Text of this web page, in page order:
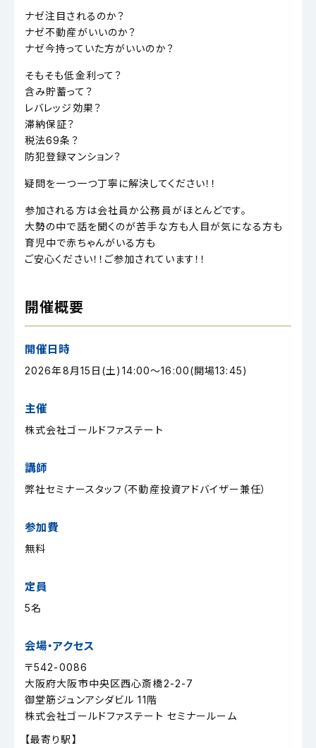
ナゼ注目されるのか？
ナゼ不動産がいいのか？
ナゼ今持っていた方がいいのか？
そもそも低金利って？
含み貯蓄って？
レバレッジ効果？
滞納保証？
税法69条？
防犯登録マンション？
疑問を一つ一つ丁寧に解決してください！！
参加される方は会社員か公務員がほとんどです。
大勢の中で話を聞くのが苦手な方も人目が気になる方も
育児中で赤ちゃんがいる方も
ご安心ください！！ご参加されています！！
開催概要
開催日時
2026年8月15日(土)14:00～16:00(開場13:45)
主催
株式会社ゴールドファステート
講師
弊社セミナースタッフ（不動産投資アドバイザー兼任）
参加費
無料
定員
5名
会場・アクセス
〒542-0086
大阪府大阪市中央区西心斎橋2-2-7
御堂筋ジュンアシダビル 11階
株式会社ゴールドファステート セミナールーム
【最寄り駅】